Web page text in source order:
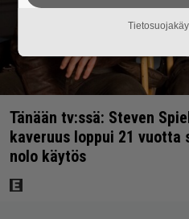
Tänään tv:ssä: Steven
kaveruus loppui 21 vuotta
nolo käytös